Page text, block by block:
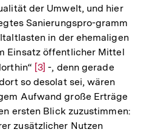
der Umwelt, und hier
Sanierungspro-gramm
in der ehemaligen
Einsatz öffentlicher Mittel
Zur
Auflösung
der
Fußnote
[3] -, denn gerade
so desolat sei, wären
Aufwand große Erträge
ersten Blick zuzustimmen:
zusätzlicher Nutzen